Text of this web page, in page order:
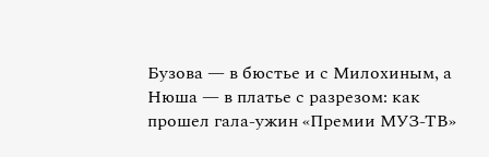
Бузова — в бюстье и с Милохиным, а
Нюша — в платье с разрезом: как
прошел гала-ужин «Премии МУЗ-ТВ»